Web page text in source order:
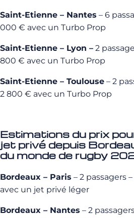
Saint-Etienne – Nantes – 6
000 € avec un Turbo Prop
Saint-Etienne – Lyon – 2
800 € avec un Turbo Prop
Saint-Etienne – Toulouse – 2
2 800 € avec un Turbo Prop
Estimations du prix
jet privé depuis
du monde de rugby
Bordeaux – Paris – 2 passagers
avec un jet privé léger
Bordeaux – Nantes – 2